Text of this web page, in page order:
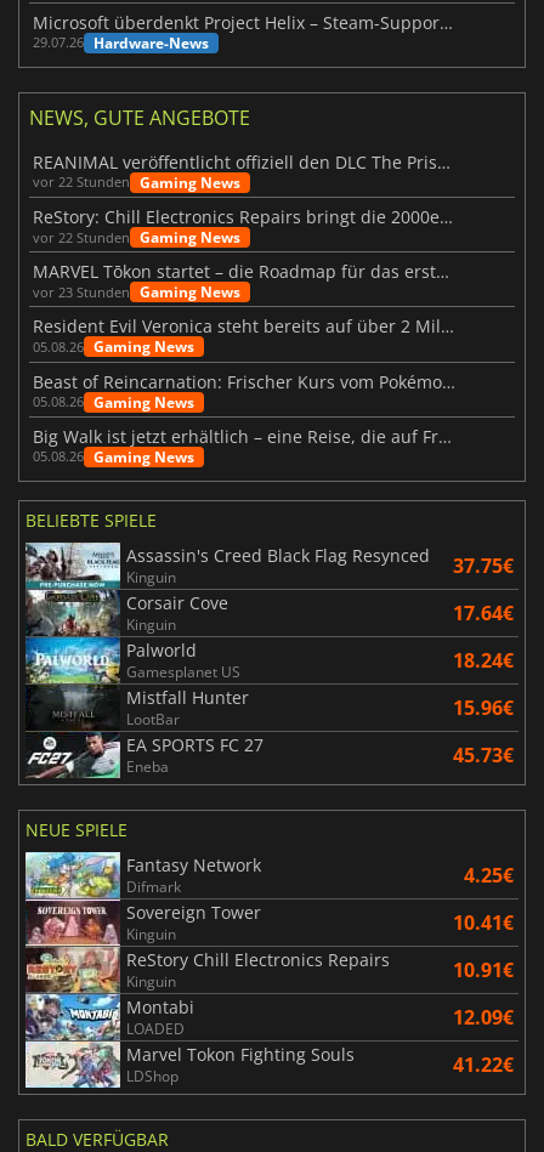
Microsoft überdenkt Project Helix – Steam-Support gefährdet
29.07.26 Hardware-News
NEWS, GUTE ANGEBOTE
REANIMAL veröffentlicht offiziell den DLC The Prisoner
vor 22 Stunden Gaming News
ReStory: Chill Electronics Repairs bringt die 2000er zurück
vor 22 Stunden Gaming News
MARVEL Tōkon startet – die Roadmap für das erste Jahr wurde vorgestellt
vor 23 Stunden Gaming News
Resident Evil Veronica steht bereits auf über 2 Millionen Wunschlisten
05.08.26 Gaming News
Beast of Reincarnation: Frischer Kurs vom Pokémon-Studio
05.08.26 Gaming News
Big Walk ist jetzt erhältlich – eine Reise, die auf Freundschaft basiert
05.08.26 Gaming News
BELIEBTE SPIELE
Assassin's Creed Black Flag Resynced
Kinguin 37.75€
Corsair Cove
Kinguin 17.64€
Palworld
Gamesplanet US 18.24€
Mistfall Hunter
LootBar 15.96€
EA SPORTS FC 27
Eneba 45.73€
NEUE SPIELE
Fantasy Network
Difmark 4.25€
Sovereign Tower
Kinguin 10.41€
ReStory Chill Electronics Repairs
Kinguin 10.91€
Montabi
LOADED 12.09€
Marvel Tokon Fighting Souls
LDShop 41.22€
BALD VERFÜGBAR